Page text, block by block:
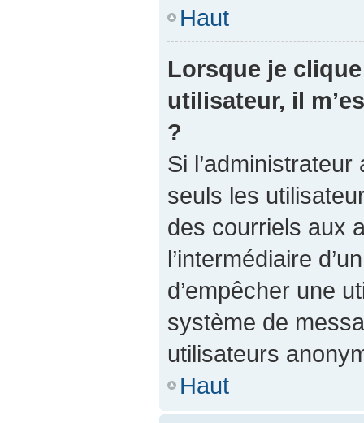
Haut
Lorsque je
utilisateur, il
?
Si
seuls les
des courriels aux
l’intermédiaire
d’empêcher une
système de
utilisateurs
Haut